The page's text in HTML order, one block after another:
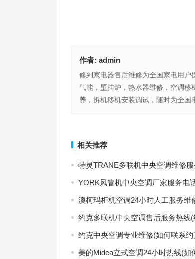
作者: admin
修到家电器售后维修为全国家电用户
气能，壁挂炉，热水器维修，空调移
养，拆机移机安装调试，随时为全国
相关推荐
特灵TRANE多联机中央空调维修
YORK风管机中央空调厂家服务电
澳柯玛柜机空调24小时人工服务维
约克多联机中央空调售后服务热线
约克中央空调专业维修(如何联系
美的Midea立式空调24小时热线(